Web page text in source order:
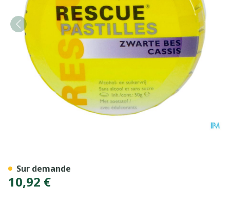
10,92 €
Sur demande